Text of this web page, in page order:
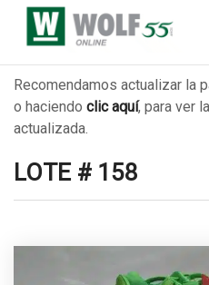
Recomendamos actualizar la
o haciendo clic aquí, para ver
actualizada.
LOTE # 158